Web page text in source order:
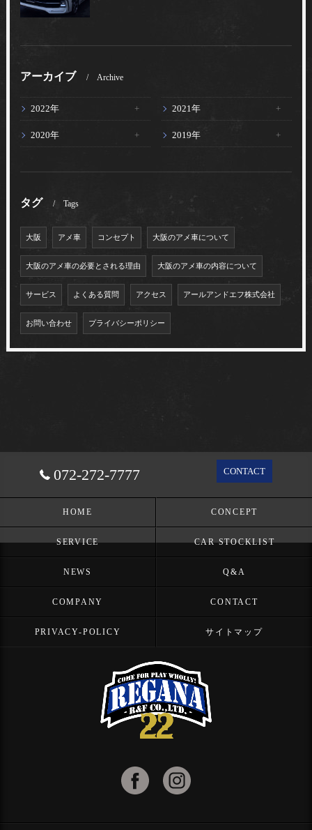
アーカイブ Archive
2022年 2021年
2020年 2019年
タグ Tags
大阪 アメ車 コンセプト 大阪のアメ車について
大阪のアメ車の必要とされる理由 大阪のアメ車の内容について
サービス よくある質問 アクセス アールアンドエフ株式会社
お問い合わせ プライバシーポリシー
072-272-7777 CONTACT
HOME CONCEPT
SERVICE CAR STOCKLIST
NEWS Q&A
COMPANY CONTACT
PRIVACY-POLICY サイトマップ